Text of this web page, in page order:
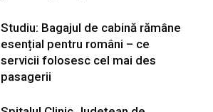
Studiu: Bagajul de cabină rămâne
esențial pentru români – ce
servicii folosesc cel mai des
pasagerii